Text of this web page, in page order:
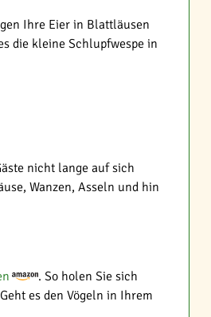
Ihre Eier in Blattläusen
die kleine Schlupfwespe in
nicht lange auf sich
Wanzen, Asseln und hin
. So holen Sie sich
es den Vögeln in Ihrem